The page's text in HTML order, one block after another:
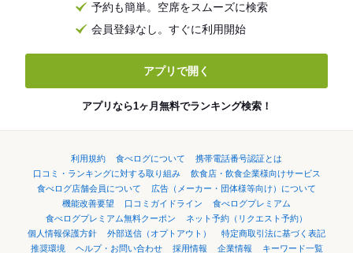
予約も簡単。空席をスムーズに検索
会員登録なし。すぐに利用開始
アプリで開く
アプリなら1ヶ月無料でランキング検索！
利用規約 食べログについて
携帯電話番号認証とは
口コミ・ランキングに対する取り組み
飲食店・飲食企業様向けサービス
食べログ店舗会員について
広告（メーカー・団体様等向け）について
機能改善要望
口コミガイドライン
食べログプレミアム
食べログプレミアム無料クーポン
ネット予約（リクエスト予約）
個人情報保護方針
外部送信（オプトアウト）
特定商取引法に基づく表記
推奨環境
ヘルプ・お問い合わせ 採用情報 企業情報 キーワード一覧